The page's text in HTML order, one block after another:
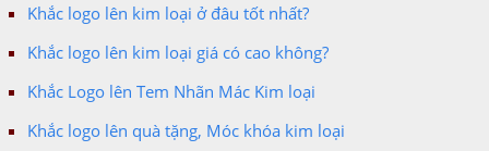
Khắc logo lên kim loại ở đâu tốt nhất?
Khắc logo lên kim loại giá có cao không?
Khắc Logo lên Tem Nhãn Mác Kim loại
Khắc logo lên quà tặng, Móc khóa kim loại